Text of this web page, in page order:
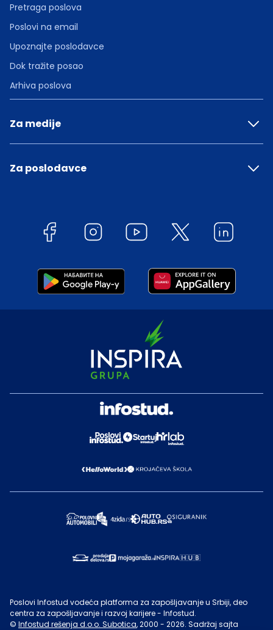
Pretraga poslova
Poslovi na email
Upoznajte poslodavce
Dok tražite posao
Arhiva poslova
Za medije
Za poslodavce
Poslovi Infostud vodeća platforma za zapošljavanje u Srbiji, deo
centra za zapošljavanje i razvoj karijere - Infostud.
© Infostud rešenja d.o.o. Subotica, 2000 - 2026. Sadržaj sajta